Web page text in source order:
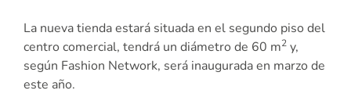
La nueva tienda estará situada en el segundo piso del
centro comercial, tendrá un diámetro de 60 m2 y,
según Fashion Network, será inaugurada en marzo de
este año.